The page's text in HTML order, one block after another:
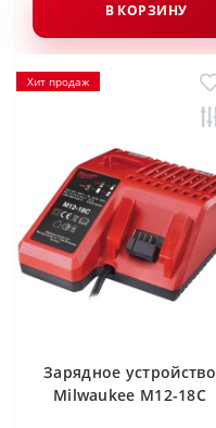
В КОРЗИНУ
Хит продаж
Зарядное устройство
Milwaukee M12-18C